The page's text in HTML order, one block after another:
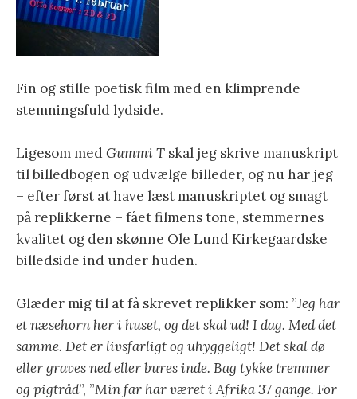
Fin og stille poetisk film med en klimprende
stemningsfuld lydside.
Ligesom medGummi T skal jeg skrive manuskript
til billedbogen og udvælge billeder, og nu har jeg
– efter først at have læst manuskriptet og smagt
på replikkerne – fået filmens tone, stemmernes
kvalitet og den skønne Ole Lund Kirkegaardske
billedside ind under huden.
Glæder mig til at få skrevet replikker som: ”Jeg har
et næsehorn her i huset, og det skal ud! I dag. Med det
samme. Det er livsfarligt og uhyggeligt! Det skal dø
eller graves ned eller bures inde. Bag tykke tremmer
og pigtråd”, ”Min far har været i Afrika 37 gange. For